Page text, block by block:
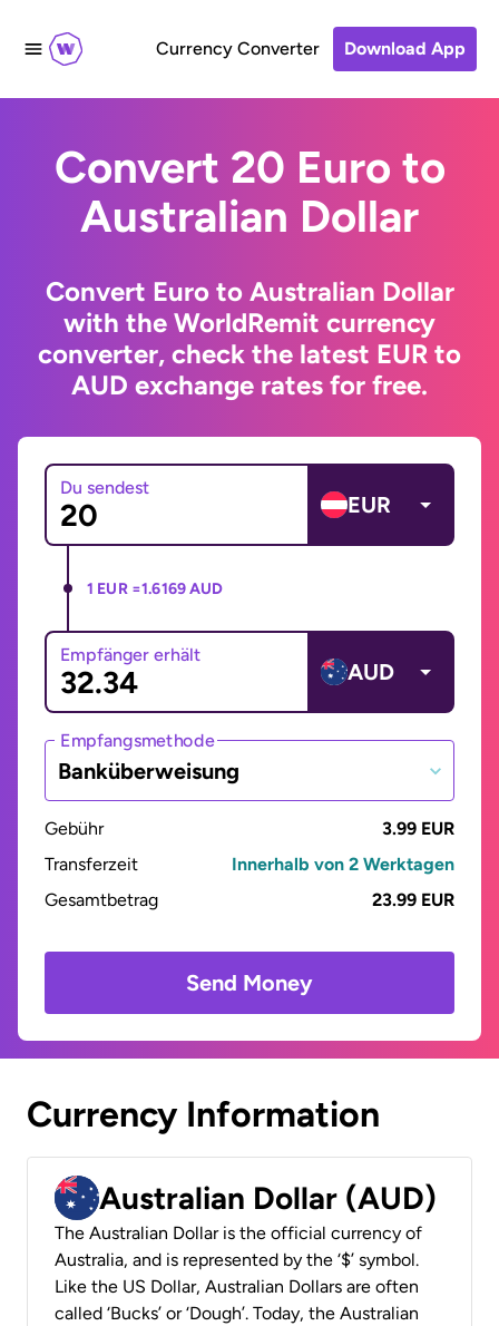
Currency Converter Download App
Convert 20 Euro to
Australian Dollar
Convert Euro to Australian Dollar
with the WorldRemit currency
converter, check the latest EUR to
AUD exchange rates for free.
Du sendest
EUR
1 EUR =1.6169 AUD
Empfänger erhält
AUD
Empfangsmethode
Banküberweisung
Gebühr
3.99 EUR
Transferzeit
Innerhalb von 2 Werktagen
Gesamtbetrag
23.99 EUR
Send Money
Currency Information
Australian Dollar (AUD)
The Australian Dollar is the official currency of
Australia, and is represented by the ‘$’ symbol.
Like the US Dollar, Australian Dollars are often
called ‘Bucks’ or ‘Dough’. Today, the Australian